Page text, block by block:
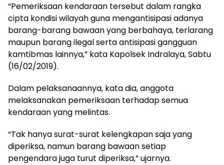
“Pemeriksaan kendaraan tersebut dalam rangka
cipta kondisi wilayah guna mengantisipasi adanya
barang-barang bawaan yang berbahaya, terlarang
maupun barang ilegal serta antisipasi gangguan
kamtibmas lainnya,” kata Kapolsek Indralaya, Sabtu
(16/02/2019).
Dalam pelaksanaannya, kata dia, anggota
melaksanakan pemeriksaan terhadap semua
kendaraan yang melintas.
“Tak hanya surat-surat kelengkapan saja yang
diperiksa, namun barang bawaan setiap
pengendara juga turut diperiksa,” ujarnya.